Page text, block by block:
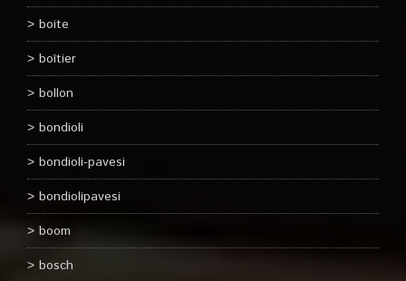
boite
boîtier
bollon
bondioli
bondioli-pavesi
bondiolipavesi
boom
bosch